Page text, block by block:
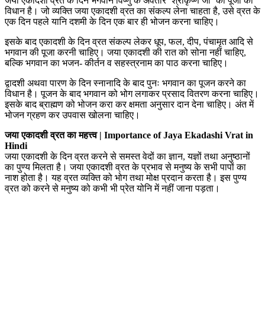
विधान है। जो व्यक्ति जया एकादशी व्रत का संकल्प लेना चाहता है, उसे व्रत के
एक दिन पहले यानि दशमी के दिन एक बार ही भोजन करना चाहिए।
इसके बाद एकादशी के दिन व्रत संकल्प लेकर धूप, फल, दीप, पंचामृत आदि से
भगवान की पूजा करनी चाहिए। जया एकादशी की रात को सोना नहीं चाहिए,
बल्कि भगवान का भजन- कीर्तन व सहस्त्रनाम का पाठ करना चाहिए।
द्वादशी अथवा पारण के दिन स्नानादि के बाद पुनः भगवान का पूजन करने का
विधान है। पूजन के बाद भगवान को भोग लगाकर प्रसाद वितरण करना चाहिए।
इसके बाद ब्राह्मण को भोजन करा कर क्षमता अनुसार दान देना चाहिए। अंत में
भोजन ग्रहण कर उपवास खोलना चाहिए।
जया एकादशी व्रत का महत्त्व | Importance of Jaya Ekadashi Vrat in
Hindi
जया एकादशी के दिन व्रत करने से समस्त वेदों का ज्ञान, यज्ञों तथा अनुष्ठानों
का पुण्य मिलता है। जया एकादशी व्रत के प्रभाव से मनुष्य के सभी पापों का
नाश होता है। यह व्रत व्यक्ति को भोग तथा मोक्ष प्रदान करता है। इस पुण्य
व्रत को करने से मनुष्य को कभी भी प्रेत योनि में नहीं जाना पड़ता।